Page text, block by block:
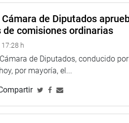
pública, para fines ajenos a su
a Cajamarca para un evento
se aprobó la
Delia Espinoza, en contra de
del delito contra la
de Diputados
comisiones ordinarias
h
de Diputados, conducido
por mayoría, el...